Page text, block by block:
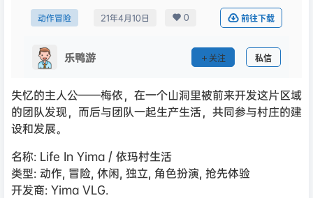
动作冒险 21年4月10日 0 前往下载
乐鸭游 关注 私信
失忆的主人公——梅依，在一个山洞里被前来开发这片区域
的团队发现，而后与团队一起生产生活，共同参与村庄的建
设和发展。
名称: Life In Yima / 依玛村生活
类型: 动作, 冒险, 休闲, 独立, 角色扮演, 抢先体验
开发商: Yima VLG.